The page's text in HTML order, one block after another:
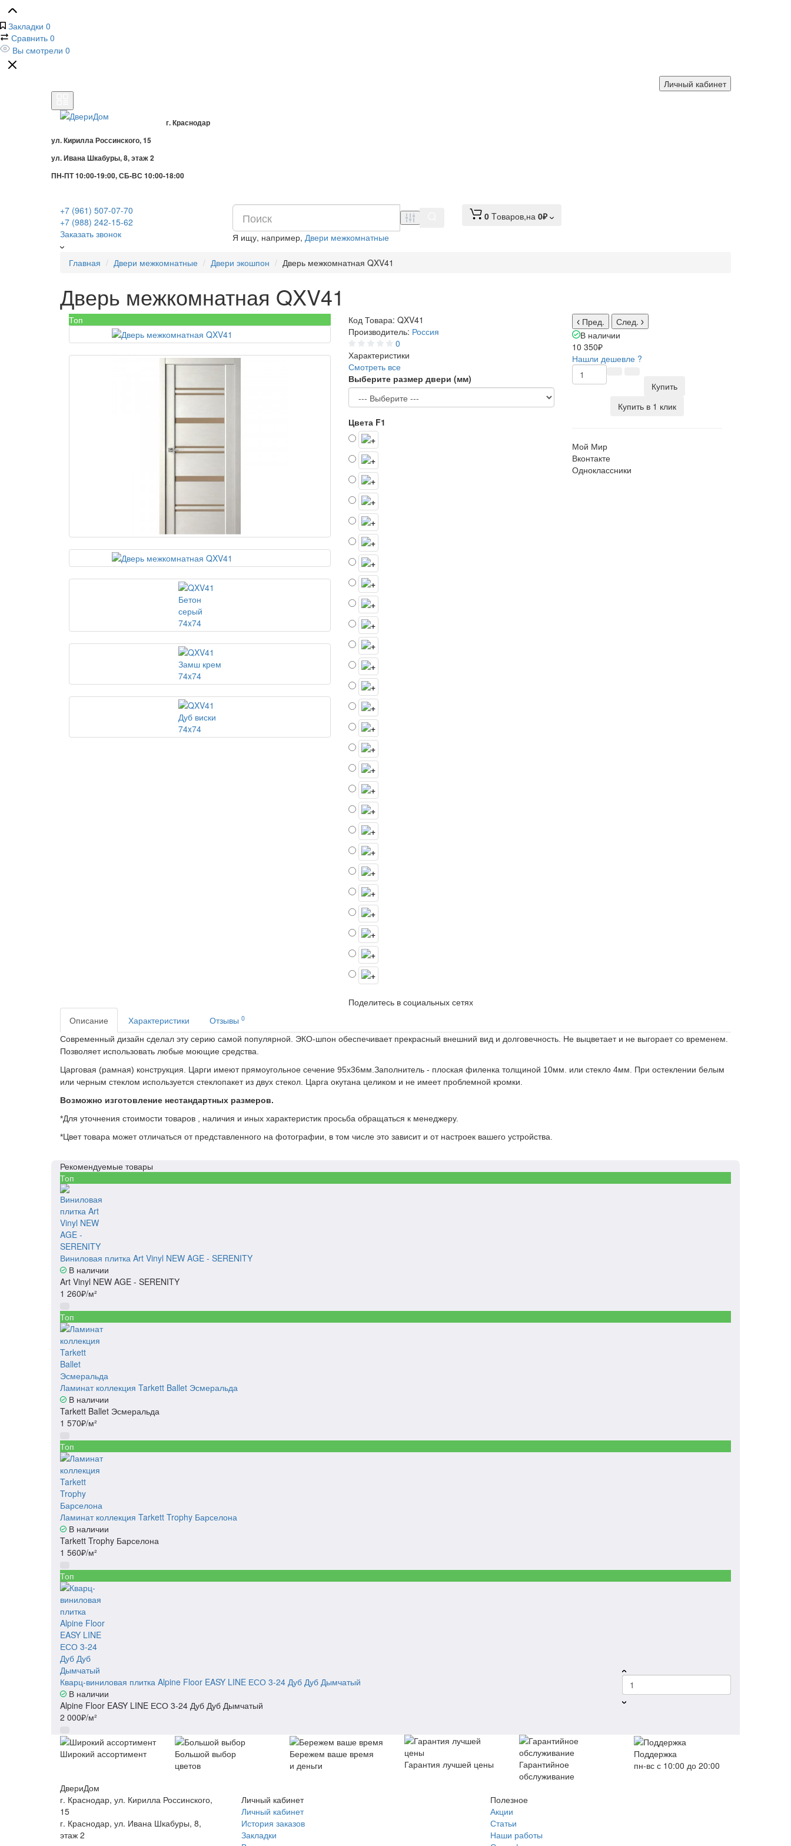
Закладки 0
Сравнить 0
Вы смотрели 0
Личный кабинет
г. Краснодар
ул. Кирилла Россинского, 15
ул. Ивана Шкабуры, 8, этаж 2
ПН-ПТ 10:00-19:00, СБ-ВС 10:00-18:00
+7 (961) 507-07-70
+7 (988) 242-15-62
Заказать звонок
Я ищу, например, Двери межкомнатные
0 Tоваров,на 0₽
Главная Двери межкомнатные Двери экошпон Дверь межкомнатная QXV41
Дверь межкомнатная QXV41
Топ Код Товара: QXV41
Производитель: Россия
0
Характеристики
Смотреть все
Выберите размер двери (мм)
Цвета F1
Поделитесь в социальных сетях
Пред.
След.
В наличии
10 350₽
Нашли дешевле ?
Купить
Купить в 1 клик
Мой Мир
Вконтакте
Одноклассники
Описание Характеристики Отзывы 0
Современный дизайн сделал эту серию самой популярной. ЭКО-шпон обеспечивает прекрасный внешний вид и долговечность. Не выцветает и не выгорает со временем.
Позволяет использовать любые моющие средства.
Царговая (рамная) конструкция. Царги имеют прямоугольное сечение 95х36мм.Заполнитель - плоская филенка толщиной 10мм. или стекло 4мм. При остеклении белым
или черным стеклом используется стеклопакет из двух стекол. Царга окутана целиком и не имеет проблемной кромки.
Возможно изготовление нестандартных размеров.
*Для уточнения стоимости товаров , наличия и иных характеристик просьба обращаться к менеджеру.
*Цвет товара может отличаться от представленного на фотографии, в том числе это зависит и от настроек вашего устройства.
Рекомендуемые товары
Топ
Виниловая плитка Art Vinyl NEW AGE - SERENITY
В наличии
Art Vinyl NEW AGE - SERENITY
1 260₽/м²
Топ
Ламинат коллекция Tarkett Ballet Эсмеральда
В наличии
Tarkett Ballet Эсмеральда
1 570₽/м²
Топ
Ламинат коллекция Tarkett Trophy Барселона
В наличии
Tarkett Trophy Барселона
1 560₽/м²
Топ
Кварц-виниловая плитка Alpine Floor EASY LINE ЕСО 3-24 Дуб Дуб Дымчатый
В наличии
Alpine Floor EASY LINE ЕСО 3-24 Дуб Дуб Дымчатый
2 000₽/м²
Широкий ассортимент
Большой выбор
цветов
Бережем ваше время
и деньги
Гарантия лучшей цены
Гарантийное
обслуживание
Поддержка
пн-вс с 10:00 до 20:00
ДвериДом
г. Краснодар, ул. Кирилла Россинского,
15
г. Краснодар, ул. Ивана Шкабуры, 8,
этаж 2
Личный кабинет
Личный кабинет
История заказов
Закладки
Полезное
Акции
Статьи
Наши работы